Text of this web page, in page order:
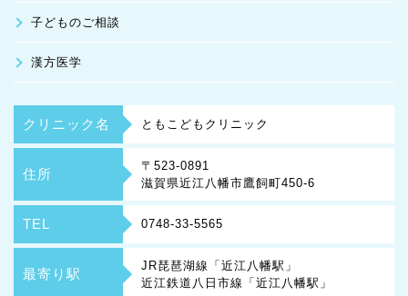
子どものご相談
漢方医学
クリニック名 ともこどもクリニック
住所
〒523-0891
滋賀県近江八幡市鷹飼町450-6
TEL 0748-33-5565
最寄り駅
JR琵琶湖線「近江八幡駅」
近江鉄道八日市線「近江八幡駅」